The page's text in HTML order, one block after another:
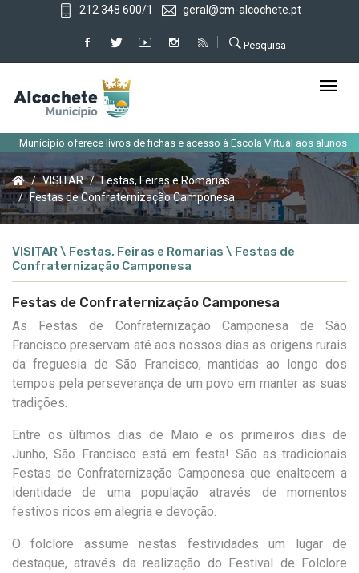
212 348 600/1 geral@cm-alcochete.pt
Pesquisa
Município oferece livros de fichas e acesso à Escola Virtual aos alunos do
VISITAR
Festas, Feiras e Romarias
Festas de Confraternização Camponesa
VISITAR \ Festas, Feiras e Romarias \ Festas de
Confraternização Camponesa
Festas de Confraternização Camponesa
As Festas de Confraternização Camponesa de São
Francisco preservam até aos nossos dias as origens rurais
da freguesia de São Francisco, mantidas ao longo dos
tempos pela perseverança de um povo em manter as suas
tradições.
Entre os últimos dias de Maio e os primeiros dias de
Junho, São Francisco está em festa! São as tradicionais
Festas de Confraternização Camponesa que enaltecem a
identidade de uma população através de momentos
festivos ricos em alegria e devoção.
O folclore assume nestas festividades um lugar de
destaque, através da realização do Festival de Folclore